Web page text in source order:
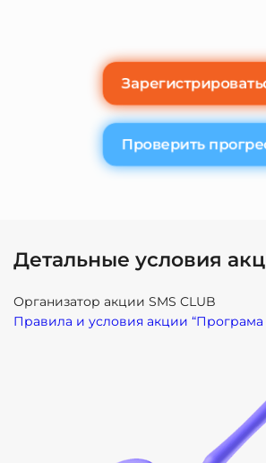
Проверить
Детальные условия
Организатор акции SMS CLUB
Правила и условия акции “Програма